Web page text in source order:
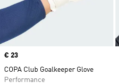
Price
€ 23
COPA Club Goalkeeper Glove
Performance